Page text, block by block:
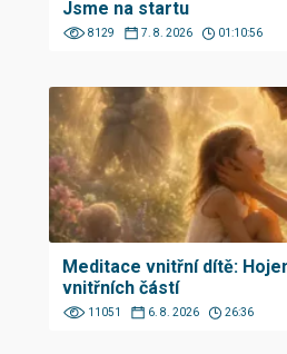
Jsme na startu
8129 7. 8. 2026 01:10:56
Meditace vnitřní dítě:
vnitřních částí
11051 6. 8. 2026 26:36